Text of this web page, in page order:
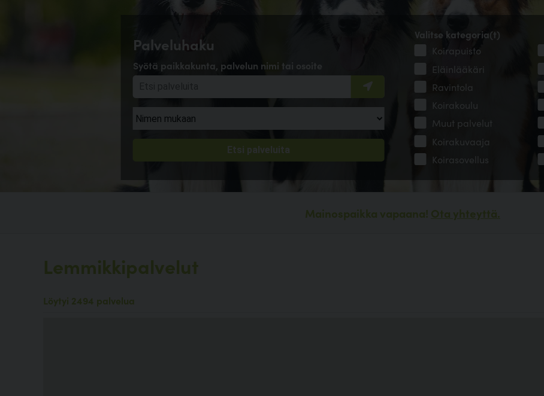
Palveluhaku
Syötä paikkakunta, palvelun nimi tai osoite
Valitse kategoria(t)
Koirapuisto
Eläinlääkäri
Ravintola
Koirakoulu
Muut palvelut
Koirakuvaaja
Koirasovellus
Mainospaikka vapaana! Ota yhteyttä.
Lemmikkipalvelut
Löytyi 2494 palvelua